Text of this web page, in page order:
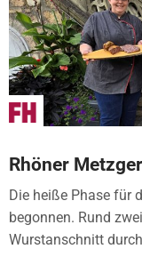
Rhöner
Die heiße Phase für
begonnen. Rund
Wurstanschnitt